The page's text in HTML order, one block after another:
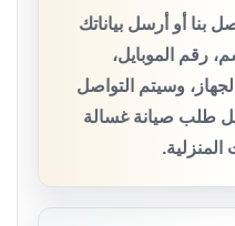
بنا أو أرسل بياناتك
رقم الموبايل،
وسيتم التواصل
طلب صيانة غسالة
المنزلية.